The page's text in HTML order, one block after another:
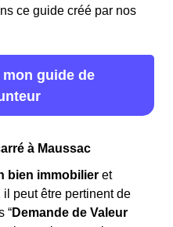
ce guide créé par nos
mon guide de
à Maussac
bien immobilier et
peut être pertinent de
“Demande de Valeur